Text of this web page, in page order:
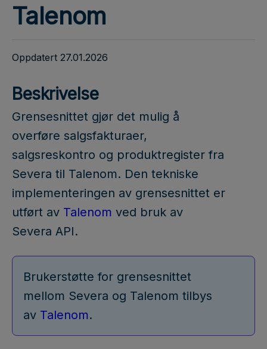
Talenom
Oppdatert 27.01.2026
Beskrivelse
Grensesnittet gjør det mulig å
overføre salgsfakturaer,
salgsreskontro og produktregister fra
Severa til Talenom. Den tekniske
implementeringen av grensesnittet er
utført av Talenom ved bruk av
Severa API.
Brukerstøtte for grensesnittet
mellom Severa og Talenom tilbys
av Talenom.